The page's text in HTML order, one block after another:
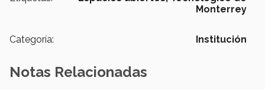
Monterrey
Categoría: Institución
Notas Relacionadas